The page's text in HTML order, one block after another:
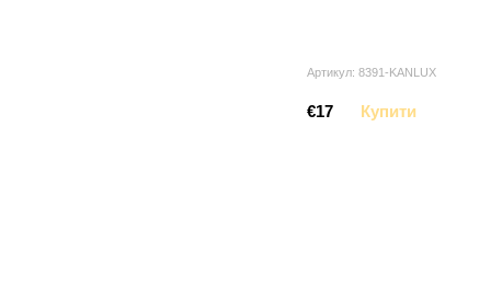
Артикул: 8391-KANLUX
€17 Купити